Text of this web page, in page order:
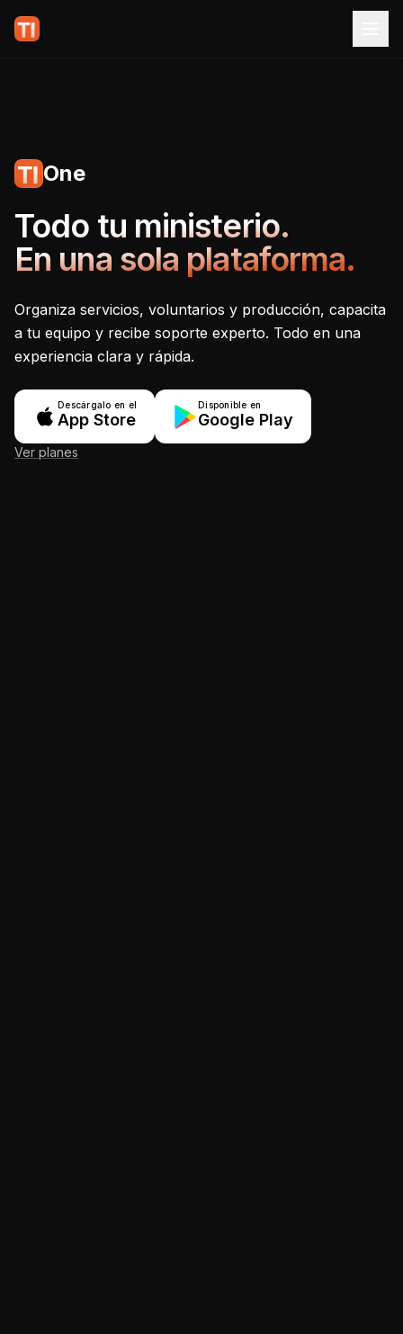
One
Tecnoiglesia One -
Todo tu ministerio.
En una sola plataforma.
Organiza servicios, voluntarios y producción, capacita
a tu equipo y recibe soporte experto. Todo en una
experiencia clara y rápida.
Descárgalo en el
App Store
Disponible en
Google Play
Ver planes